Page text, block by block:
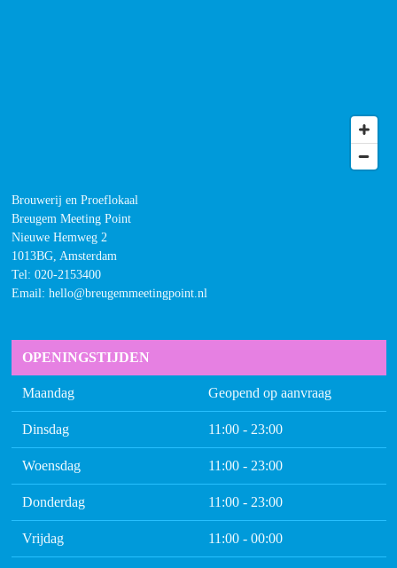
Brouwerij en Proeflokaal
Breugem Meeting Point
Nieuwe Hemweg 2
1013BG, Amsterdam
Tel: 020-2153400
Email: hello@breugemmeetingpoint.nl
OPENINGSTIJDEN
Maandag Geopend op aanvraag
Dinsdag 11:00 - 23:00
Woensdag 11:00 - 23:00
Donderdag 11:00 - 23:00
Vrijdag 11:00 - 00:00